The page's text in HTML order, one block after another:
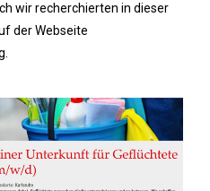
wir recherchierten in dieser
der Webseite